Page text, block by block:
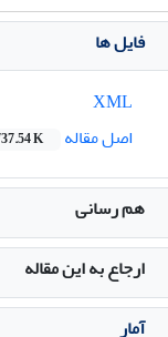
فایل ها
اصل مقاله
K
هم رسانی
ارجاع به این مقاله
آمار